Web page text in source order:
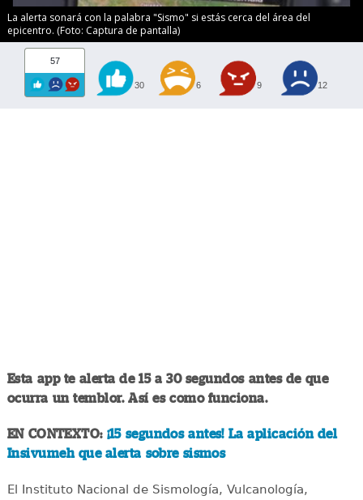
La alerta sonará con la palabra "Sismo" si estás cerca del área del
epicentro. (Foto: Captura de pantalla)
57
30 6 9 12
Esta app te alerta de 15 a 30 segundos antes de que
ocurra un temblor. Así es como funciona.
EN CONTEXTO: ¡15 segundos antes! La aplicación del
Insivumeh que alerta sobre sismos
El Instituto Nacional de Sismología, Vulcanología,